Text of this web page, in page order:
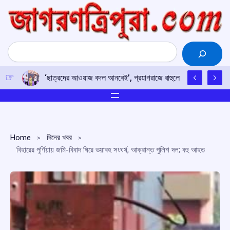
content
Search
‘ছাত্রদের আওয়াজ বদল আনবেই’, প্রয়াগরাজে রাহুলের হুঙ্কার
Home
দিনের খবর
বিহারের পূর্ণিয়ায় জমি-বিবাদ ঘিরে ভয়াবহ সংঘর্ষ, আক্রান্ত পুলিশ দল; বহু আহত